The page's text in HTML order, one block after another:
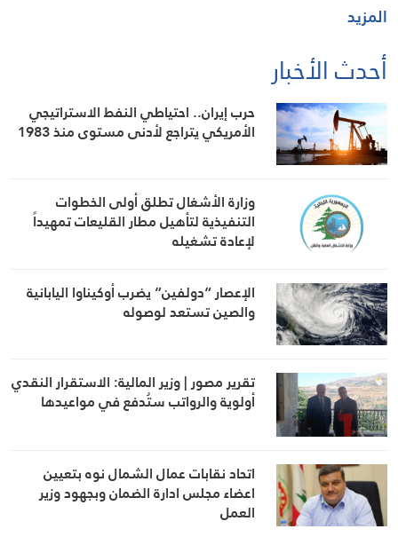
المزيد
أحدث الأخبار
حرب إيران.. احتياطي النفط الاستراتيجي
الأمريكي يتراجع لأدنى مستوى منذ 1983
وزارة الأشغال تطلق أولى الخطوات
التنفيذية لتأهيل مطار القليعات تمهيداً
لإعادة تشغيله
الإعصار “دولفين” يضرب أوكيناوا اليابانية
والصين تستعد لوصوله
تقرير مصور | وزير المالية: الاستقرار النقدي
أولوية والرواتب ستُدفع في مواعيدها
اتحاد نقابات عمال الشمال نوه بتعيين
اعضاء مجلس ادارة الضمان وبجهود وزير
العمل